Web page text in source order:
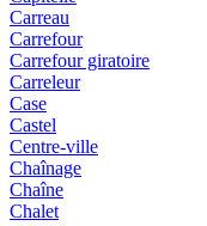
Carreau
Carrefour
Carrefour giratoire
Carreleur
Case
Castel
Centre-ville
Chaînage
Chaîne
Chalet